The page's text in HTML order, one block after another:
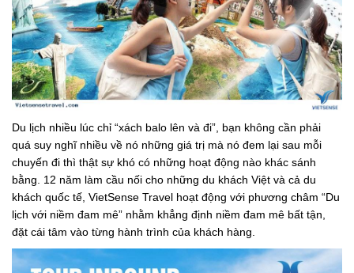
Du lịch nhiều lúc chỉ “xách balo lên và đi”, bạn không cần phải
quá suy nghĩ nhiều về nó những giá trị mà nó đem lại sau mỗi
chuyến đi thì thật sự khó có những hoạt động nào khác sánh
bằng. 12 năm làm cầu nối cho những du khách Việt và cả du
khách quốc tế, VietSense Travel hoạt động với phương châm “Du
lịch với niềm đam mê” nhằm khẳng định niềm đam mê bất tận,
đặt cái tâm vào từng hành trình của khách hàng.